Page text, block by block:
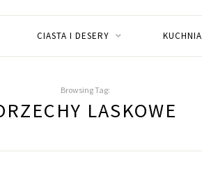
CIASTA I DESERY KUCHNIA
Browsing Tag:
LASKOWE